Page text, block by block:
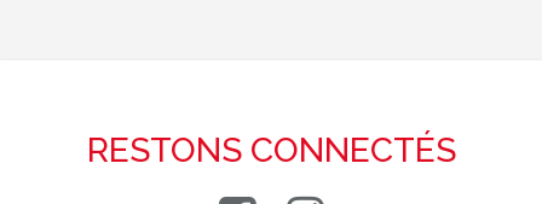
RESTONS CONNECTÉS